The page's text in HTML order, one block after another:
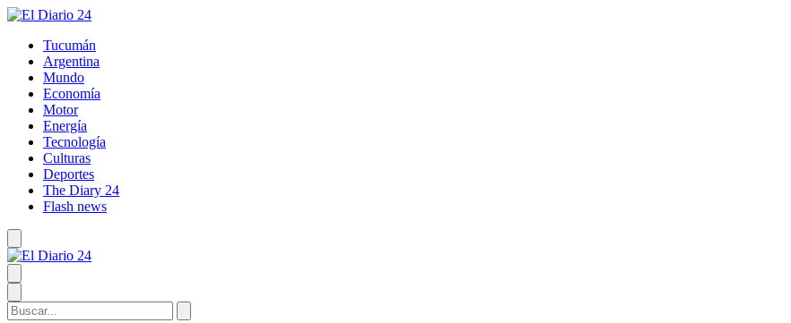
Tucumán
Argentina
Mundo
Economía
Motor
Energía
Tecnología
Culturas
Deportes
The Diary 24
Flash news